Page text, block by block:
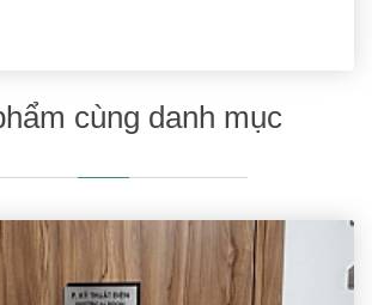
cùng danh mục